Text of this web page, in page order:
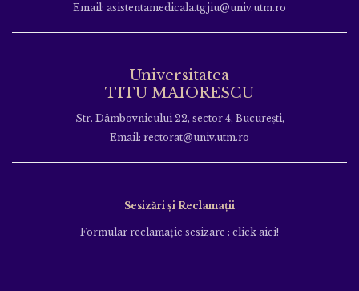
Email: asistentamedicala.tgjiu@univ.utm.ro
Universitatea
TITU MAIORESCU
Str. Dâmbovnicului 22, sector 4, București,
Email: rectorat@univ.utm.ro
Sesizări și Reclamații
Formular reclamație sesizare : click aici!